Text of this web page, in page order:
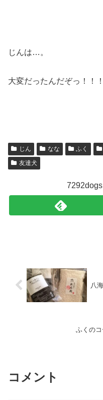
じんは…。
大変だったんだぞっ！！
じん なな ふく
友達犬
八
ふくの
コメント